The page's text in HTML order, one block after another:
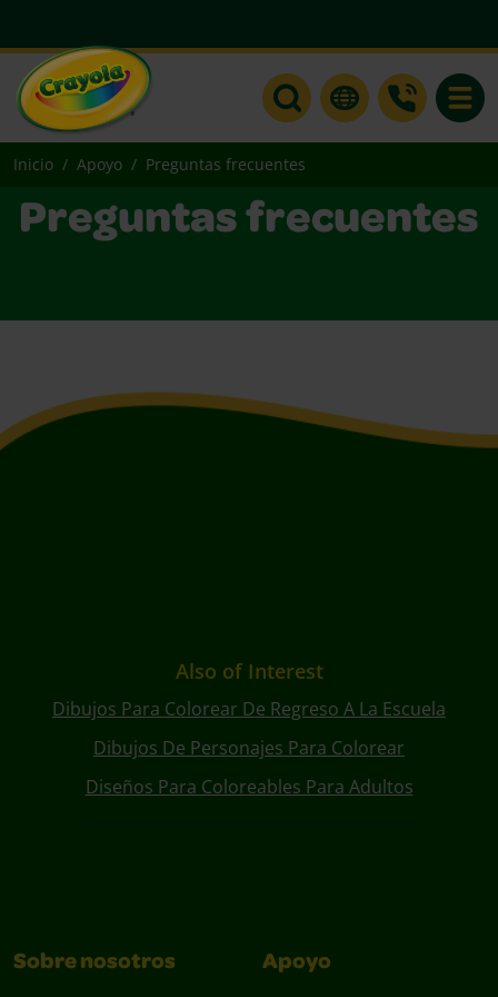
Inicio Apoyo Preguntas frecuentes
Preguntas frecuentes
Also of Interest
Dibujos Para Colorear De Regreso A La Escuela
Dibujos De Personajes Para Colorear
Diseños Para Coloreables Para Adultos
Sobre nosotros Apoyo